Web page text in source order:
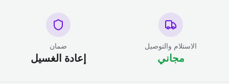
الاستلام والتوصيل
مجاني
ضمان
إعادة الغسيل